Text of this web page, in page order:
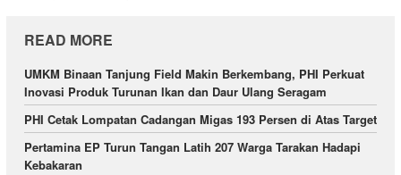
READ MORE
UMKM Binaan Tanjung Field Makin Berkembang, PHI Perkuat
Inovasi Produk Turunan Ikan dan Daur Ulang Seragam
PHI Cetak Lompatan Cadangan Migas 193 Persen di Atas Target
Pertamina EP Turun Tangan Latih 207 Warga Tarakan Hadapi
Kebakaran